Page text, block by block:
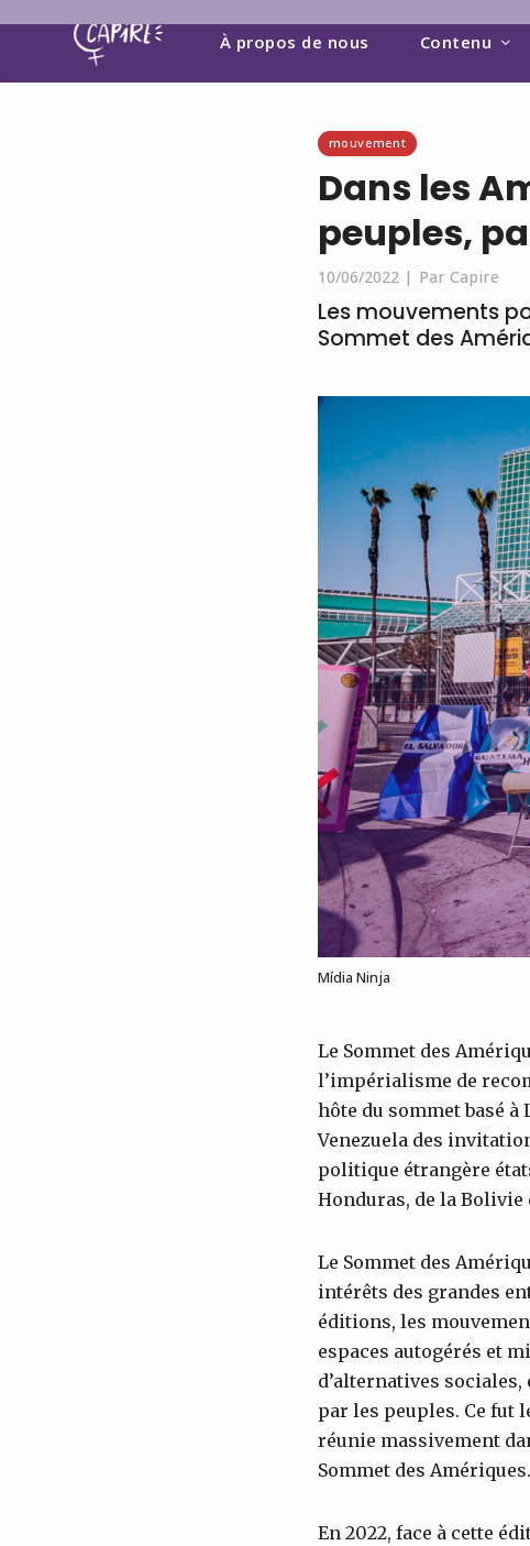
À propos de nous Contenu
mouvement
Dans les
peuples,
10/06/2022 | Par Capire
Les mouvements
Sommet des
Mídia Ninja
Le Sommet des
l’impérialisme de
hôte du sommet basé à
Venezuela des
politique étrangère
Honduras, de la Bolivie
Le Sommet des
intérêts des grandes
éditions, les
espaces autogérés et
d’alternatives
par les peuples. Ce fut
réunie massivement
Sommet des Amériques.
En 2022, face à cette